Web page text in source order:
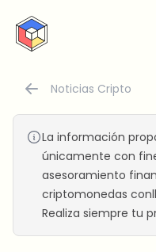
CryptoTicker
Noticias Cripto
La información
únicamente con
asesoramiento
criptomonedas
Realiza siempre tu